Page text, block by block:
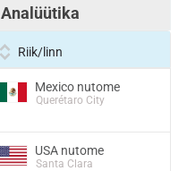
Analüütika
Riik/linn
Mexico nutome
Querétaro City
USA nutome
Santa Clara